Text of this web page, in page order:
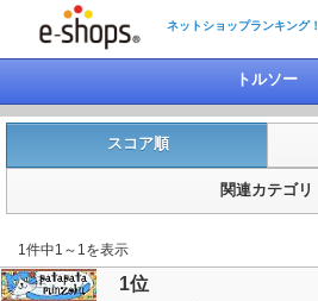
ネットショップランキング！
トルソー
スコア順
関連カテゴリ
1件中1～1を表示
1位